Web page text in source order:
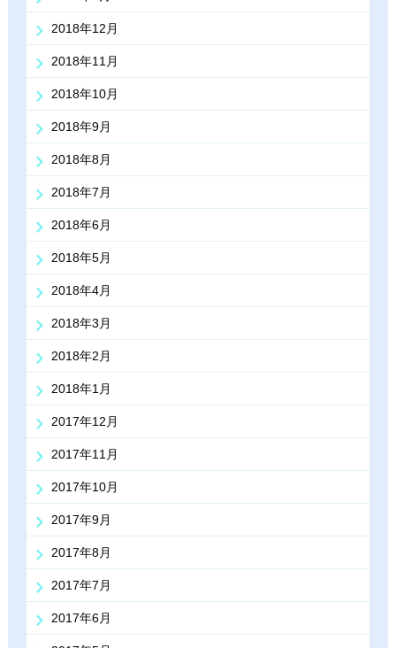
2018年12月
2018年11月
2018年10月
2018年9月
2018年8月
2018年7月
2018年6月
2018年5月
2018年4月
2018年3月
2018年2月
2018年1月
2017年12月
2017年11月
2017年10月
2017年9月
2017年8月
2017年7月
2017年6月